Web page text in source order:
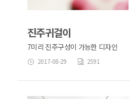
진주귀걸이
7미리 진주구성이 가능한 디자인
2017-08-29 2591